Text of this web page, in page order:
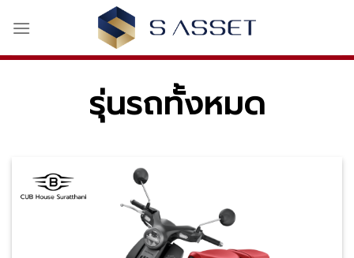
รุ่นรถทั้งหมด